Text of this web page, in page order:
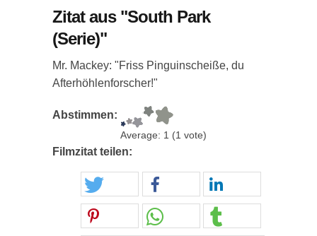
Zitat aus "South Park
(Serie)"
Mr. Mackey: "Friss Pinguinscheiße, du
Afterhöhlenforscher!"
Abstimmen:
Average: 1 (1 vote)
Filmzitat teilen: